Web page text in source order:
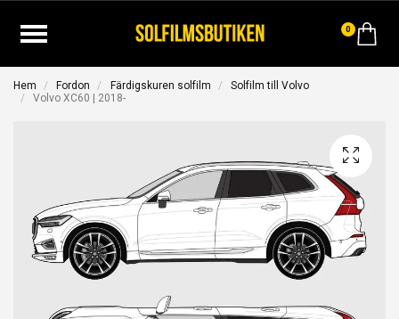
0
Hem Fordon Färdigskuren solfilm
Solfilm till Volvo
Volvo XC60 | 2018-